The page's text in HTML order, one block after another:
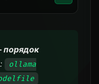
порядок
ollama